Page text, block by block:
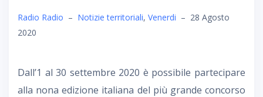
Radio Radio – Notizie territoriali, Venerdi – 28 Agosto
2020
Dall’1 al 30 settembre 2020 è possibile partecipare
alla nona edizione italiana del più grande concorso